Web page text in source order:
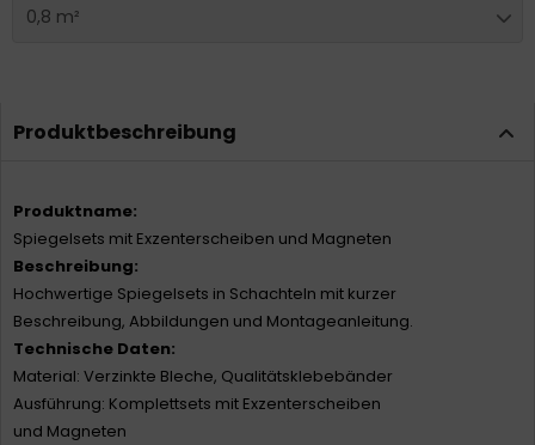
0,8 m²
Produktbeschreibung
Produktname:
Spiegelsets mit Exzenterscheiben und Magneten
Beschreibung:
Hochwertige Spiegelsets in Schachteln mit kurzer
Beschreibung, Abbildungen und Montageanleitung.
Technische Daten:
Material: Verzinkte Bleche, Qualitätsklebebänder
Ausführung: Komplettsets mit Exzenterscheiben
und Magneten